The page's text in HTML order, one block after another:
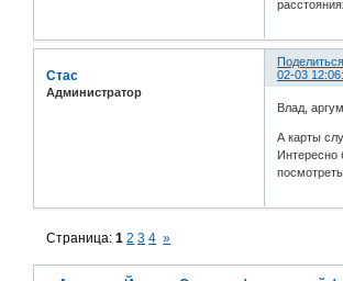
02-03
Стас
Администратор
Влад,
А карты
Интересно
посмотреть
Страница:1 2 3 4 »